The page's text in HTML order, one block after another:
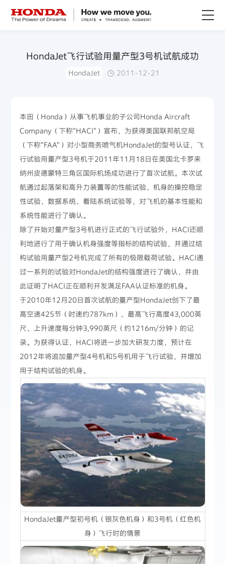
技术创新
赛事运动
新闻资讯
HondaJet飞行试验用量产型3号机试航成功
HondaJet 2011-12-21
本田（Honda）从事飞机事业的子公司Honda Aircraft
Company（下称"HACI"）宣布，为获得美国联邦航空局
（下称"FAA"）对小型商务喷气机HondaJet的型号认证，飞
行试验用量产型3号机于2011年11月18日在美国北卡罗来
纳州皮德蒙特三角区国际机场成功进行了首次试航。本次试
航通过起落架和高升力装置等的性能试验、机身的操控稳定
性试验、数据系统、着陆系统试验等，对飞机的基本性能和
系统性能进行了确认。
除了开始对量产型3号机进行正式的飞行试验外，HACI还顺
利地进行了用于确认机身强度等指标的结构试验，并通过结
构试验用量产型2号机完成了所有的极限载荷试验。HACI通
过一系列的试验对HondaJet的结构强度进行了确认，并由
此证明了HACI正在顺利开发满足FAA认证标准的机身。
于2010年12月20日首次试航的量产型HondaJet创下了最
高空速425节（时速约787km）、最高飞行高度43,000英
尺、上升速度每分钟3,990英尺（约1216m/分钟）的记
录。为获得认证，HACI将进一步加大研发力度，预计在
2012年将追加量产型4号机和5号机用于飞行试验，并增加
用于结构试验的机身。
HondaJet量产型初号机（银灰色机身）和3号机（红色机
身）飞行时的情景